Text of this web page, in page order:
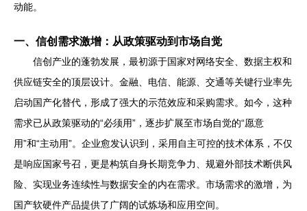
动能。
一、信创需求激增：从政策驱动到市场自觉
信创产业的蓬勃发展，最初源于国家对网络安全、数据主权和
供应链安全的顶层设计。金融、电信、能源、交通等关键行业率先
启动国产化替代，形成了强大的示范效应和采购需求。如今，这种
需求已从政策驱动的“必须用”，逐步扩展至市场自觉的“愿意
用”和“主动用”。企业愈发认识到，采用自主可控的技术体系，不仅
是响应国家号召，更是构筑自身长期竞争力、规避外部技术断供风
险、实现业务连续性与数据安全的内在需求。市场需求的激增，为
国产软硬件产品提供了广阔的试炼场和应用空间。